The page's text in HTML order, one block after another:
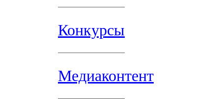
Конкурсы
Медиаконтент